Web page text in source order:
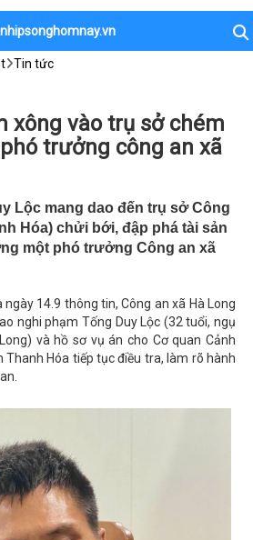
nhipsonghomnay.vn
Tin tức
xông vào trụ sở chém
trưởng công an xã
Lộc mang dao đến trụ sở Công
Hóa) chửi bới, đập phá tài sản
một phó trưởng Công an xã
14.9 thông tin, Công an xã Hà Long
nghi phạm Tống Duy Lộc (32 tuổi, ngụ
và hồ sơ vụ án cho Cơ quan Cảnh
Thanh Hóa tiếp tục điều tra, làm rõ hành